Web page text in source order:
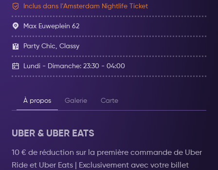
Inclus dans l’Amsterdam Nightlife Ticket
Max Euweplein 62
Party Chic, Classy
Lundi - Dimanche: 23:30 - 04:00
À propos Galerie Carte
UBER & UBER EATS
10 € de réduction sur la première commande de Uber
Ride et Uber Eats | Exclusivement avec votre billet